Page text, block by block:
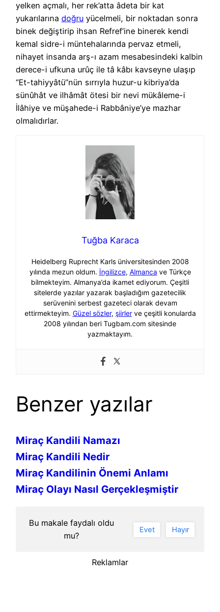
yelken açmalı, her rek’atta âdeta bir kat
yukarılarına doğru yücelmeli, bir noktadan sonra
binek değiştirip ihsan Refref’ine binerek kendi
kemal sidre-i müntehalarında pervaz etmeli,
nihayet insanda arş-ı azam mesabesindeki kalbin
derece-i ufkuna urûç ile tâ kâbı kavseyne ulaşıp
“Et-tahiyyâtü”nün sırrıyla huzur-u kibriya’da
sünûhât ve ilhâmât ötesi bir nevi mükâleme-i
İlâhiye ve müşahede-i Rabbâniye’ye mazhar
olmalıdırlar.
Tuğba Karaca
Heidelberg Ruprecht Karls üniversitesinden 2008
yılında mezun oldum. İngilizce, Almanca ve Türkçe
bilmekteyim. Almanya’da ikamet ediyorum. Çeşitli
sitelerde yazılar yazarak başladığım gazetecilik
serüvenini serbest gazeteci olarak devam
ettirmekteyim. Güzel sözler, şiirlerve çeşitli konularda
2008 yılından beri Tugbam.com sitesinde
yazmaktayım.
Benzer yazılar
Miraç Kandili Namazı
Miraç Kandili Nedir
Miraç Kandilinin Önemi Anlamı
Miraç Olayı Nasıl Gerçekleşmiştir
Bu makale faydalı oldu
mu?
Evet Hayır
Reklamlar